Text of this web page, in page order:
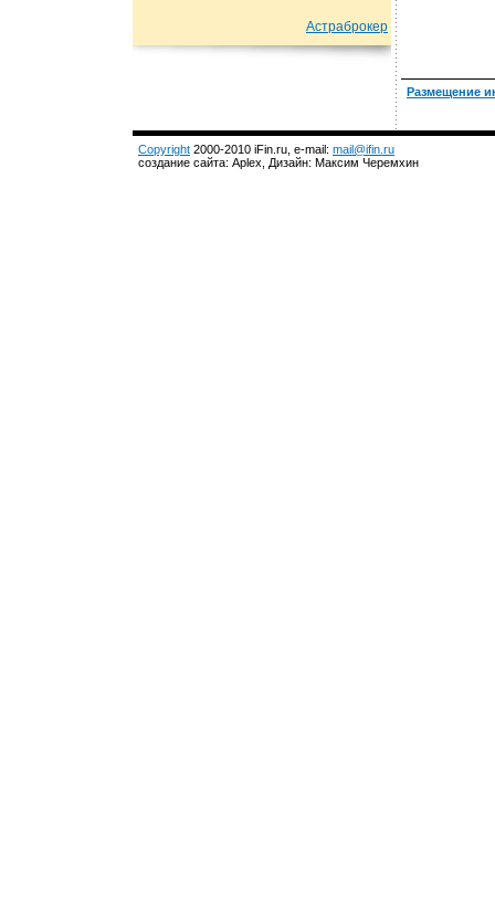
Астраброкер
Размещение
Copyright 2000-2010 iFin.ru, e-mail: mail@ifin.ru
создание сайта: Aplex, Дизайн: Максим Черемхин